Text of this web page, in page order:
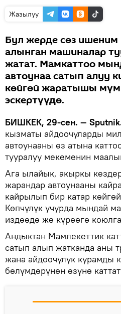
Жазылуу
Бул жерде сөз ишеним
алынган машиналар
жатат. Мамкаттоо
автоунаа сатып алуу
көйгөй жаратышы
эскертүүдө.
БИШКЕК, 29-сен. —
кызматы айдоочуларды
автоунааны өз атына
тууралуу мекеменин
Ага ылайык, акыркы
жарандар автоунааны
кайрылып бир катар
Көпчүлүк учурда мындай
издөөдө же күрөөгө
Андыктан Мамлекеттик
сатып алып жатканда аны
жана айдоочулук курамды
бөлүмдөрүнөн өзүнө